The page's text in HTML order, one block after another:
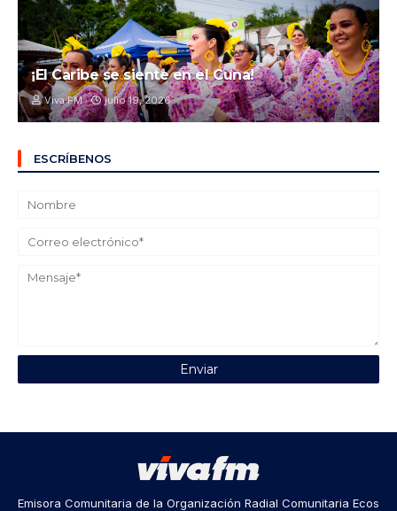
¡El Caribe se siente en el Cuna!
Viva FM julio 19, 2026
ESCRÍBENOS
Emisora Comunitaria de la Organización Radial Comunitaria Ecos